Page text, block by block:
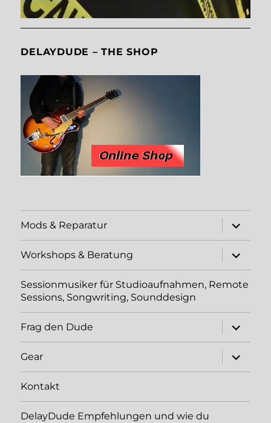
DELAYDUDE – THE SHOP
Mods & Reparatur
öffnen
Workshops & Beratung
öffnen
Sessionmusiker für Studioaufnahmen, Remote
Sessions, Songwriting, Sounddesign
Frag den Dude
öffnen
Gear
öffnen
Kontakt
DelayDude Empfehlungen und wie du